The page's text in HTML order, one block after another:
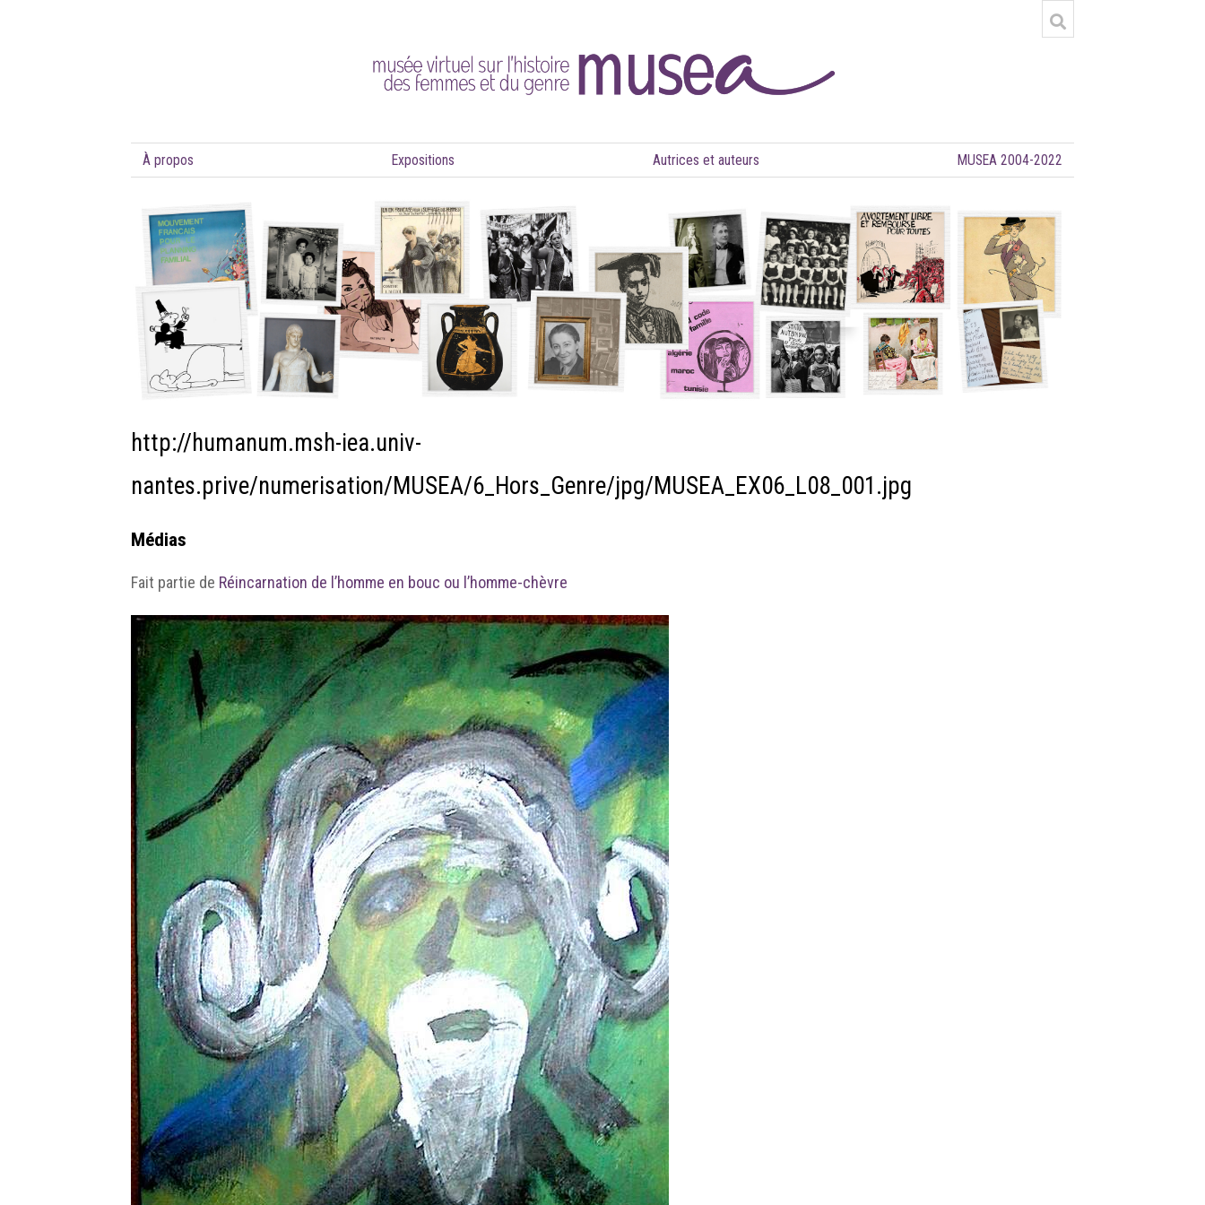
À propos Expositions Autrices et auteurs MUSEA 2004-2022
http://humanum.msh-iea.univ-
nantes.prive/numerisation/MUSEA/6_Hors_Genre/jpg/MUSEA_EX06_L08_001.jpg
Médias
Fait partie de Réincarnation de l’homme en bouc ou l’homme-chèvre